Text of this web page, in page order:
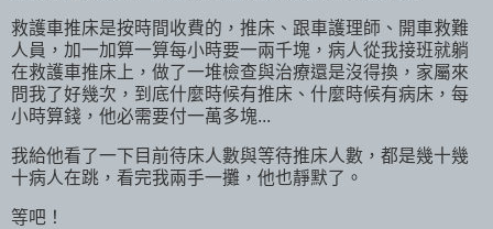
救護車推床是按時間收費的，推床、跟車護理師、開車救難
人員，加一加算一算每小時要一兩千塊，病人從我接班就躺
在救護車推床上，做了一堆檢查與治療還是沒得換，家屬來
問我了好幾次，到底什麼時候有推床、什麼時候有病床，每
小時算錢，他必需要付一萬多塊...
我給他看了一下目前待床人數與等待推床人數，都是幾十幾
十病人在跳，看完我兩手一攤，他也靜默了。
等吧！